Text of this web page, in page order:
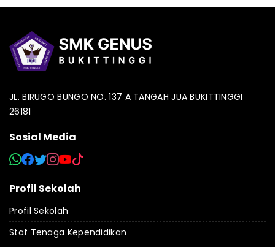
JL. BIRUGO BUNGO NO. 137 A TANGAH JUA BUKITTINGGI
26181
Sosial Media
Profil Sekolah
Profil Sekolah
Staf Tenaga Kependidikan